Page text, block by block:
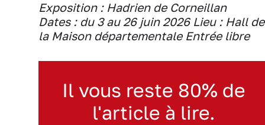
Exposition : Hadrien de Corneillan
Dates : du 3 au 26 juin 2026Lieu : Hall de
la Maison départementaleEntrée libre
Il vous reste 80% de
l'article à lire.